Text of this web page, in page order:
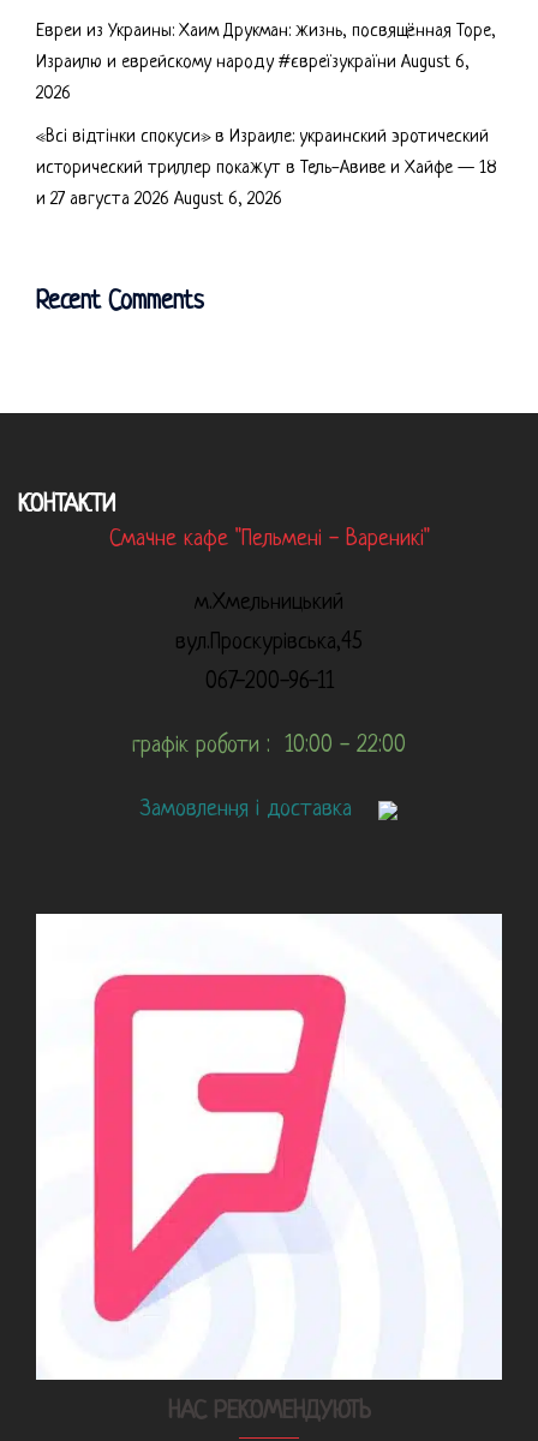
Евреи из Украины: Хаим Друкман: жизнь, посвящённая Торе,
Израилю и еврейскому народу #євреїзукраїни August 6,
2026
«Всі відтінки спокуси» в Израиле: украинский эротический
исторический триллер покажут в Тель-Авиве и Хайфе — 18
и 27 августа 2026 August 6, 2026
Recent Comments
КОНТАКТИ
Смачне кафе "Пельмені - Вареникі"
м.Хмельницький
вул.Проскурівська,45
067-200-96-11
графік роботи : 10:00 - 22:00
Замовлення і доставка
НАС РЕКОМЕНДУЮТЬ